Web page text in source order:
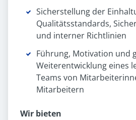
Sicherstellung der
Qualitätsstandards,
und interner Richtlinien
Führung, Motivation und
Weiterentwicklung eines
Teams von
Mitarbeitern
Wir bieten